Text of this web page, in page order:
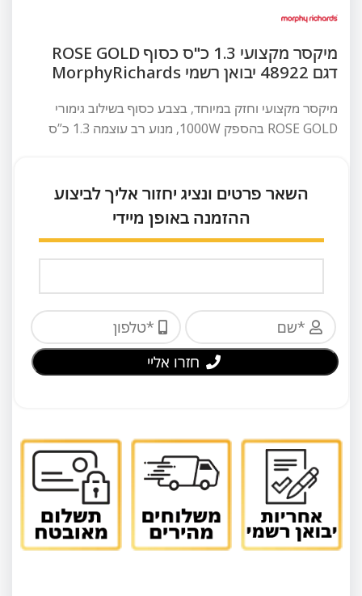
מיקסר מקצועי 1.3 כ"ס כסוף ROSE GOLD
דגם 48922 יבואן רשמי MorphyRichards
מיקסר מקצועי וחזק במיוחד, בצבע כסוף בשילוב גימורי
ROSE GOLD בהספק 1000W, מנוע רב עוצמה 1.3 כ”ס
השאר פרטים ונציג יחזור אליך לביצוע
ההזמנה באופן מיידי
חזרו אליי